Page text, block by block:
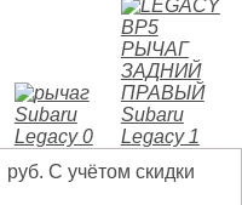
руб. С учётом скидки